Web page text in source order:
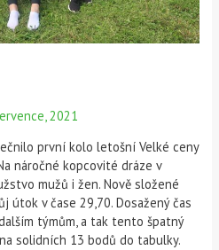
2021
první kolo letošní Velké ceny
náročné kopcovité dráze v
mužů i žen. Nově složené
útok v čase 29,70. Dosažený čas
týmům, a tak tento špatný
solidních 13 bodů do tabulky.